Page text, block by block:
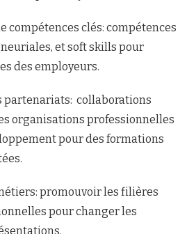
compétences clés: compétences
et soft skills pour
des employeurs.
partenariats: collaborations
organisations professionnelles
pour des formations
promouvoir les filières
pour changer les